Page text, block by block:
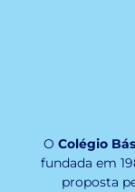
O Colégio
fundada em
proposta